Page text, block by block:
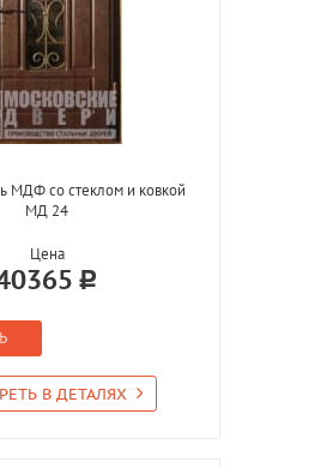
МДФ со стеклом и ковкой
МД 24
Цена
В ДЕТАЛЯХ